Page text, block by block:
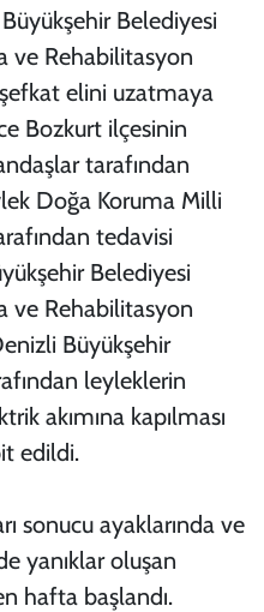
Belediyesi
ve Rehabilitasyon
elini uzatmaya
Bozkurt ilçesinin
tarafından
Doğa Koruma Milli
tedavisi
Belediyesi
ve Rehabilitasyon
Büyükşehir
leyleklerin
akımına kapılması
edildi.
sonucu ayaklarında ve
yanıklar oluşan
hafta başlandı.